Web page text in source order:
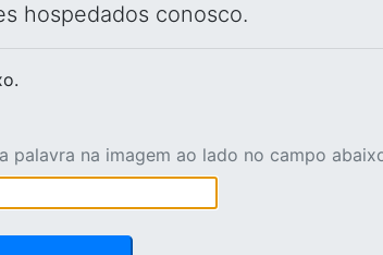
hospedados conosco.
palavra na imagem ao lado no campo